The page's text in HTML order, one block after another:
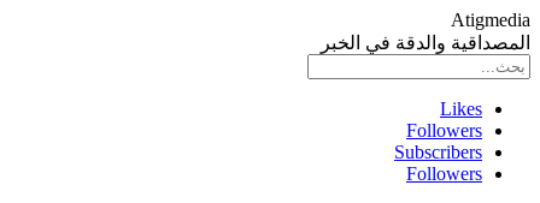
Atigmedia
المصداقية والدقة في الخبر
Likes
Followers
Subscribers
Followers